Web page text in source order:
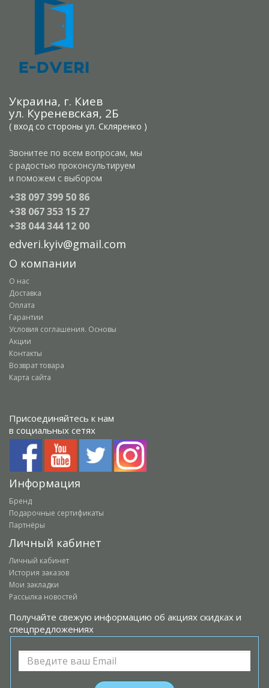
Украина, г. Киев
ул. Куреневская, 2Б
( вход со стороны ул. Скляренко )
Звонитее по всем вопросам, мы
с радостью проконсультируем
и поможем с выбором
+38 097 399 50 86
+38 067 353 15 27
+38 044 344 12 00
edveri.kyiv@gmail.com
О компании
О нас
Доставка
Оплата
Гарантии
Условия соглашения. Основы
Акции
Контакты
Возврат товара
Карта сайта
Присоединяйтесь к нам
в социальных сетях
Информация
Бренд
Подарочные сертификаты
Партнёры
Личный кабинет
Личный кабинет
История заказов
Мои закладки
Рассылка новостей
Получайте свежую информацию об акциях скидках и
спецпредложениях